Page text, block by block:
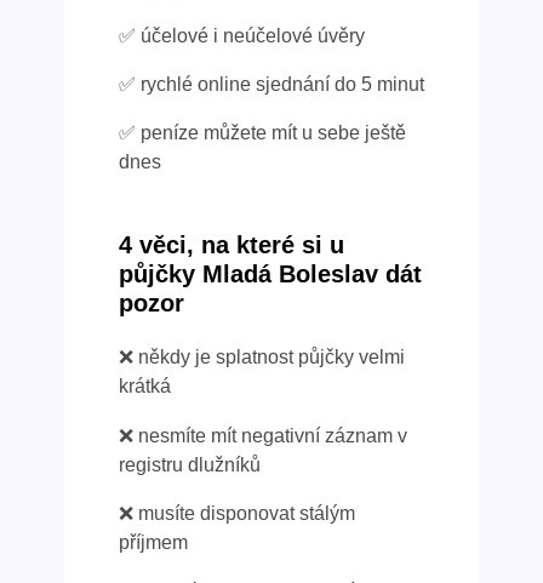
✅ účelové i neúčelové úvěry
✅ rychlé online sjednání do 5 minut
✅ peníze můžete mít u sebe ještě
dnes
4 věci, na které si u
půjčky Mladá Boleslav dát
pozor
❌ někdy je splatnost půjčky velmi
krátká
❌ nesmíte mít negativní záznam v
registru dlužníků
❌ musíte disponovat stálým
příjmem